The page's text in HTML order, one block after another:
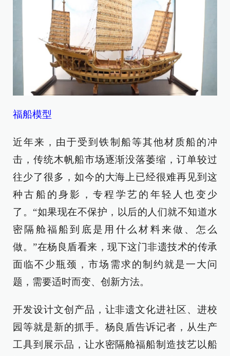
福船模型
近年来，由于受到铁制船等其他材质船的冲
击，传统木帆船市场逐渐没落萎缩，订单较过
往少了很多，如今的大海上已经很难再见到这
种古船的身影，专程学艺的年轻人也变少
了。“如果现在不保护，以后的人们就不知道水
密隔舱福船到底是用什么材料来做、怎么
做。”在杨良盾看来，现下这门非遗技术的传承
面临不少瓶颈，市场需求的制约就是一大问
题，需要适时而变、创新方法。
开发设计文创产品，让非遗文化进社区、进校
园等就是新的抓手。杨良盾告诉记者，从生产
工具到展示品，让水密隔舱福船制造技艺以船